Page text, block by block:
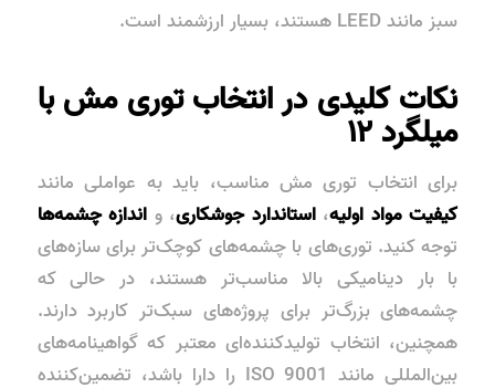
سبز مانند LEED هستند، بسیار ارزشمند است.
نکات کلیدی در انتخاب توری مش با
میلگرد ۱۲
برای انتخاب توری مش مناسب، باید به عواملی مانند
کیفیت مواد اولیه،استاندارد جوشکاری، و اندازه چشمه‌ها
توجه کنید. توری‌های با چشمه‌های کوچک‌تر برای سازه‌های
با بار دینامیکی بالا مناسب‌تر هستند، در حالی که
چشمه‌های بزرگ‌تر برای پروژه‌های سبک‌تر کاربرد دارند.
همچنین، انتخاب تولیدکننده‌ای معتبر که گواهینامه‌های
بین‌المللی مانند ISO 9001 را دارا باشد، تضمین‌کننده